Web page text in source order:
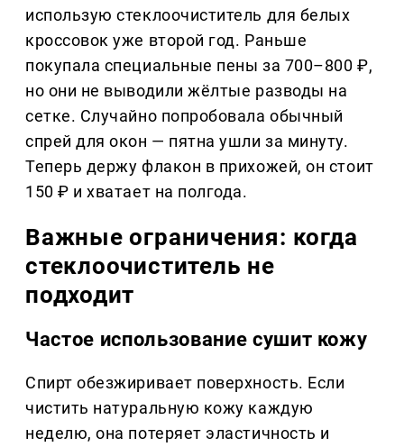
использую стеклоочиститель для белых
кроссовок уже второй год. Раньше
покупала специальные пены за 700–800 ₽,
но они не выводили жёлтые разводы на
сетке. Случайно попробовала обычный
спрей для окон — пятна ушли за минуту.
Теперь держу флакон в прихожей, он стоит
150 ₽ и хватает на полгода.
Важные ограничения: когда
стеклоочиститель не
подходит
Частое использование сушит кожу
Спирт обезжиривает поверхность. Если
чистить натуральную кожу каждую
неделю, она потеряет эластичность и